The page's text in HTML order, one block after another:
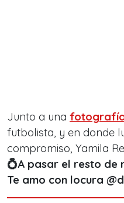
Junto a una
futbolista, y en donde
compromiso, Yamila
💍A pasar el resto de
Te amo con locura